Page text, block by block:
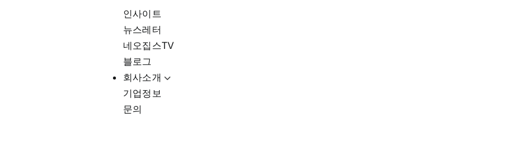
인사이트
뉴스레터
네오집스TV
블로그
회사소개
기업정보
문의